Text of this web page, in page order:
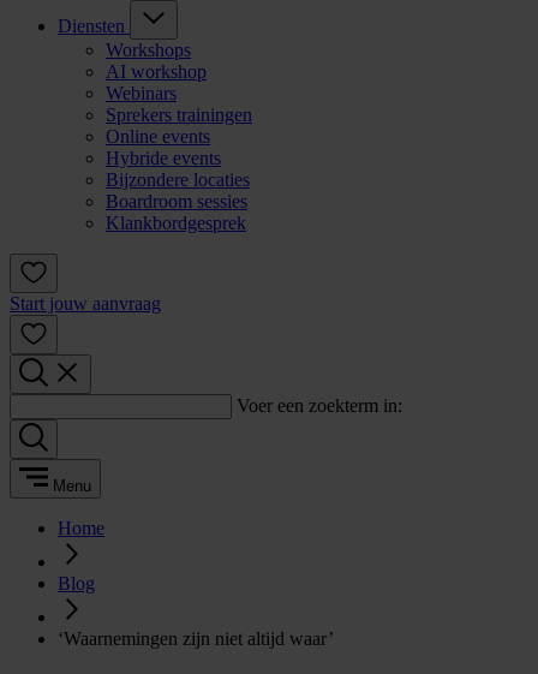
Diensten
Workshops
AI workshop
Webinars
Sprekers trainingen
Online events
Hybride events
Bijzondere locaties
Boardroom sessies
Klankbordgesprek
Start jouw aanvraag
Voer een zoekterm in:
Menu
Home
Blog
‘Waarnemingen zijn niet altijd waar’